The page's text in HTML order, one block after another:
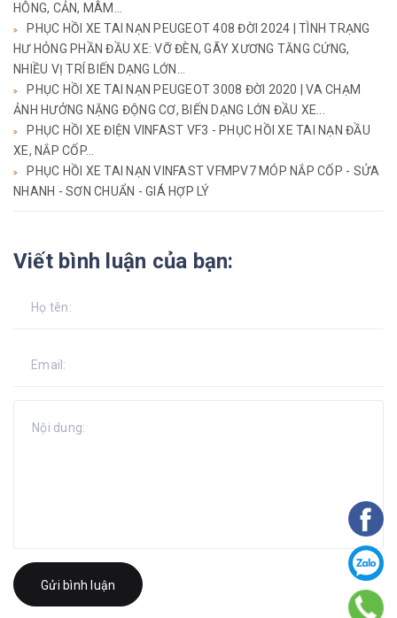
HÔNG, CẢN, MÂM...
PHỤC HỒI XE TAI NẠN PEUGEOT 408 ĐỜI 2024 | TÌNH TRẠNG
HƯ HỎNG PHẦN ĐẦU XE: VỠ ĐÈN, GÃY XƯƠNG TĂNG CỨNG,
NHIỀU VỊ TRÍ BIẾN DẠNG LỚN...
PHỤC HỒI XE TAI NẠN PEUGEOT 3008 ĐỜI 2020 | VA CHẠM
ẢNH HƯỞNG NẶNG ĐỘNG CƠ, BIẾN DẠNG LỚN ĐẦU XE...
PHỤC HỒI XE ĐIỆN VINFAST VF3 - PHỤC HỒI XE TAI NẠN ĐẦU
XE, NẮP CỐP...
PHỤC HỒI XE TAI NẠN VINFAST VFMPV7 MÓP NẮP CỐP - SỬA
NHANH - SƠN CHUẨN - GIÁ HỢP LÝ
Viết bình luận của bạn:
Gửi bình luận